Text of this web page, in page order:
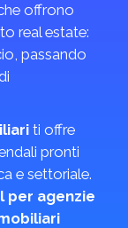
offrono
real estate:
passando
ti offre
pronti
e settoriale.
per agenzie